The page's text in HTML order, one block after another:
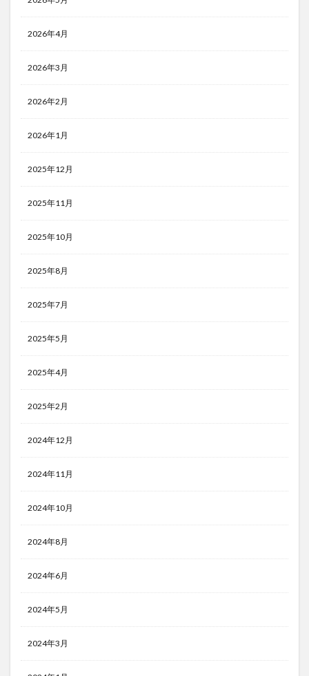
2026年4月
2026年3月
2026年2月
2026年1月
2025年12月
2025年11月
2025年10月
2025年8月
2025年7月
2025年5月
2025年4月
2025年2月
2024年12月
2024年11月
2024年10月
2024年8月
2024年6月
2024年5月
2024年3月